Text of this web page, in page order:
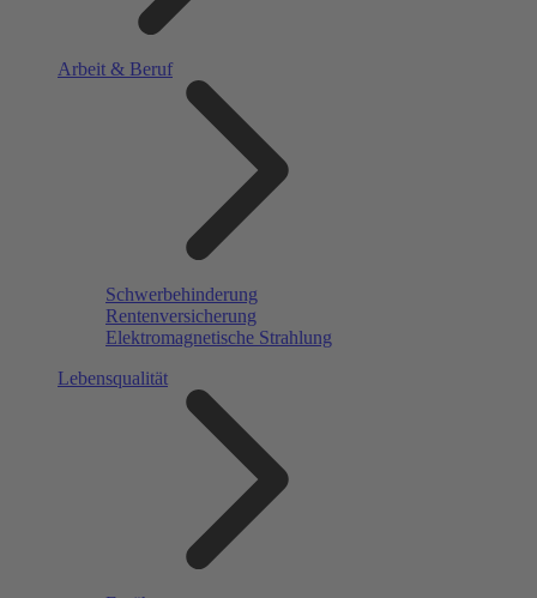
Arbeit & Beruf
Schwerbehinderung
Rentenversicherung
Elektromagnetische Strahlung
Lebensqualität